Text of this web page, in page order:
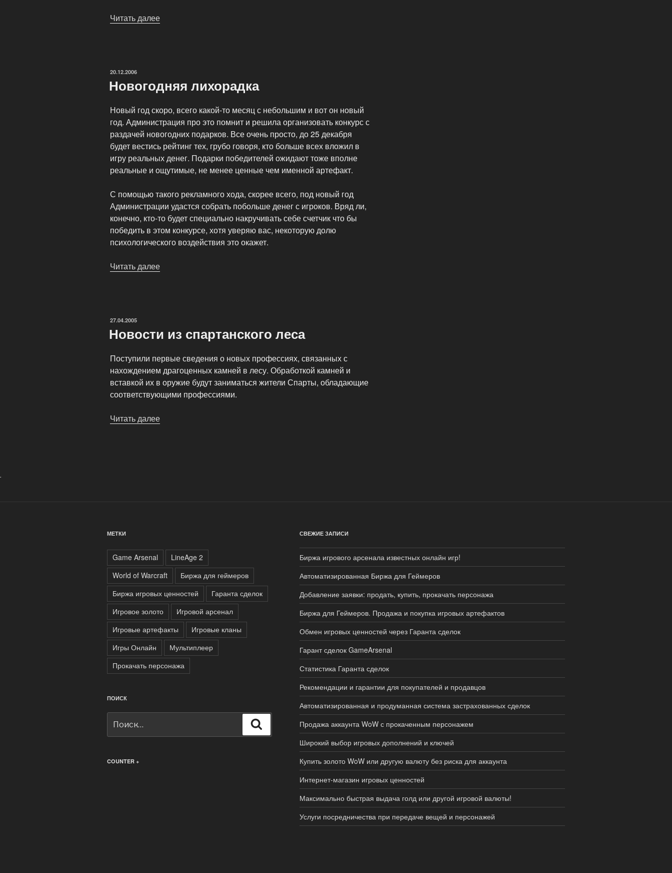
Читать далее
ОПУБЛИКОВАНО
20.12.2006
Новогодняя лихорадка
Новый год скоро, всего какой-то месяц с небольшим и вот он новый
год. Администрация про это помнит и решила организовать конкурс с
раздачей новогодних подарков. Все очень просто, до 25 декабря
будет вестись рейтинг тех, грубо говоря, кто больше всех вложил в
игру реальных денег. Подарки победителей ожидают тоже вполне
реальные и ощутимые, не менее ценные чем именной артефакт.
С помощью такого рекламного хода, скорее всего, под новый год
Администрации удастся собрать побольше денег с игроков. Вряд ли,
конечно, кто-то будет специально накручивать себе счетчик что бы
победить в этом конкурсе, хотя уверяю вас, некоторую долю
психологического воздействия это окажет.
Читать далее
ОПУБЛИКОВАНО
27.04.2005
Новости из спартанского леса
Поступили первые сведения о новых профессиях, связанных с
нахождением драгоценных камней в лесу. Обработкой камней и
вставкой их в оружие будут заниматься жители Спарты, обладающие
соответствующими профессиями.
Читать далее
.
МЕТКИ
Game Arsenal
LineAge 2
World of Warcraft
Биржа для геймеров
Биржа игровых ценностей
Гаранта сделок
Игровое золото
Игровой арсенал
Игровые артефакты
Игровые кланы
Игры Онлайн
Мультиплеер
Прокачать персонажа
ПОИСК
COUNTER +
СВЕЖИЕ ЗАПИСИ
Биржа игрового арсенала известных онлайн игр!
Автоматизированная Биржа для Геймеров
Добавление заявки: продать, купить, прокачать персонажа
Биржа для Геймеров. Продажа и покупка игровых артефактов
Обмен игровых ценностей через Гаранта сделок
Гарант сделок GameArsenal
Статистика Гаранта сделок
Рекомендации и гарантии для покупателей и продавцов
Автоматизированная и продуманная система застрахованных сделок
Продажа аккаунта WoW с прокаченным персонажем
Широкий выбор игровых дополнений и ключей
Купить золото WoW или другую валюту без риска для аккаунта
Интернет-магазин игровых ценностей
Максимально быстрая выдача голд или другой игровой валюты!
Услуги посредничества при передаче вещей и персонажей